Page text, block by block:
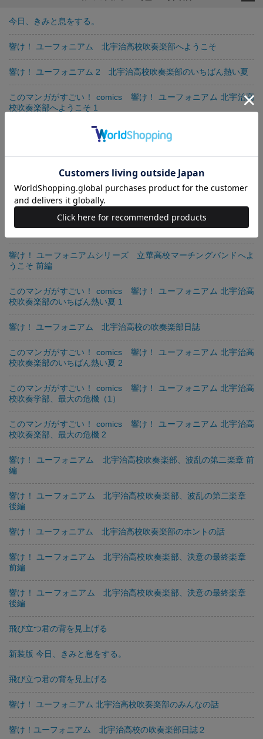
今日、きみと息をする。
響け！ ユーフォニアム 北宇治高校吹奏楽部へようこそ
響け！ ユーフォニアム 2 北宇治高校吹奏楽部のいちばん熱い夏
このマンガがすごい！ comics 響け！ ユーフォニアム 北宇治高
校吹奏楽部へようこそ 1
響け！ ユーフォニアム 3 北宇治高校吹奏楽部、最大の危機
響け！ ユーフォニアム 北宇治高校吹奏楽部のヒミツの話
このマンガがすごい！ comics 響け！ ユーフォニアム 北宇治高
校吹奏楽部へようこそ 2
このマンガがすごい！ comics 響け！ ユーフォニアム 北宇治高
校吹奏楽部へようこそ 3
響け！ ユーフォニアムシリーズ 立華高校マーチングバンドへよ
うこそ 前編
このマンガがすごい！ comics 響け！ ユーフォニアム 北宇治高
校吹奏楽部のいちばん熱い夏 1
響け！ ユーフォニアム 北宇治高校の吹奏楽部日誌
このマンガがすごい！ comics 響け！ ユーフォニアム 北宇治高
校吹奏楽部のいちばん熱い夏 2
このマンガがすごい！ comics 響け！ ユーフォニアム 北宇治高
校吹奏学部、最大の危機（1）
このマンガがすごい！ comics 響け！ ユーフォニアム 北宇治高
校吹奏楽部、最大の危機 2
響け！ ユーフォニアム 北宇治高校吹奏楽部、波乱の第二楽章 前
編
響け！ ユーフォニアム 北宇治高校吹奏楽部、波乱の第二楽章
後編
響け！ ユーフォニアム 北宇治高校吹奏楽部のホントの話
響け！ ユーフォニアム 北宇治高校吹奏楽部、決意の最終楽章
前編
響け！ ユーフォニアム 北宇治高校吹奏楽部、決意の最終楽章
後編
飛び立つ君の背を見上げる
新装版 今日、きみと息をする。
飛び立つ君の背を見上げる
響け！ ユーフォニアム 北宇治高校吹奏楽部のみんなの話
響け！ユーフォニアム 北宇治高校の吹奏楽部日誌２